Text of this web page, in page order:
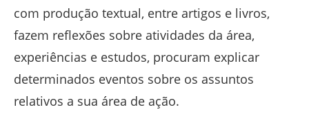
com produção textual, entre artigos e livros,
fazem reflexões sobre atividades da área,
experiências e estudos, procuram explicar
determinados eventos sobre os assuntos
relativos a sua área de ação.